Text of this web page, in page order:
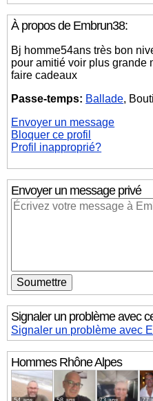
À propos de Embrun38:
Bj homme54ans très bon
pour amitié voir plus grande
faire cadeaux
Passe-temps: Ballade,
Envoyer un message
Bloquer ce profil
Profil inapproprié?
Envoyer un message privé
Signaler un problème avec
Signaler un problème avec
HommesRhône Alpes